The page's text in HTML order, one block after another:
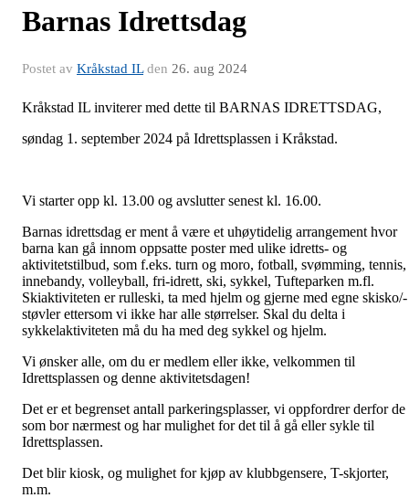
Barnas Idrettsdag
Postet av Kråkstad ILden 26. aug 2024
Kråkstad IL inviterer med dette til BARNAS IDRETTSDAG,
søndag 1. september 2024 på Idrettsplassen i Kråkstad.
Vi starter opp kl. 13.00 og avslutter senest kl. 16.00.
Barnas idrettsdag er ment å være et uhøytidelig arrangement hvor
barna kan gå innom oppsatte poster med ulike idretts- og
aktivitetstilbud, som f.eks. turn og moro, fotball, svømming, tennis,
innebandy, volleyball, fri-idrett, ski, sykkel, Tufteparken m.fl.
Skiaktiviteten er rulleski, ta med hjelm og gjerne med egne skisko/-
støvler ettersom vi ikke har alle størrelser. Skal du delta i
sykkelaktiviteten må du ha med deg sykkel og hjelm.
Vi ønsker alle, om du er medlem eller ikke, velkommen til
Idrettsplassen og denne aktivitetsdagen!
Det er et begrenset antall parkeringsplasser, vi oppfordrer derfor de
som bor nærmest og har mulighet for det til å gå eller sykle til
Idrettsplassen.
Det blir kiosk, og mulighet for kjøp av klubbgensere, T-skjorter,
m.m.